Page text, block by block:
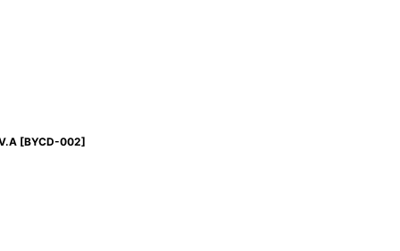
[BYCD-002]